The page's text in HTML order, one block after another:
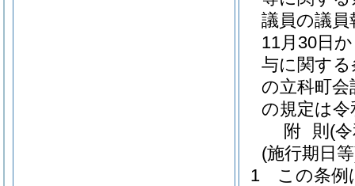
議員の議
11月30日
与に関す
の立科町会
の規定は
附 則 (
(施行期日
1
この条例